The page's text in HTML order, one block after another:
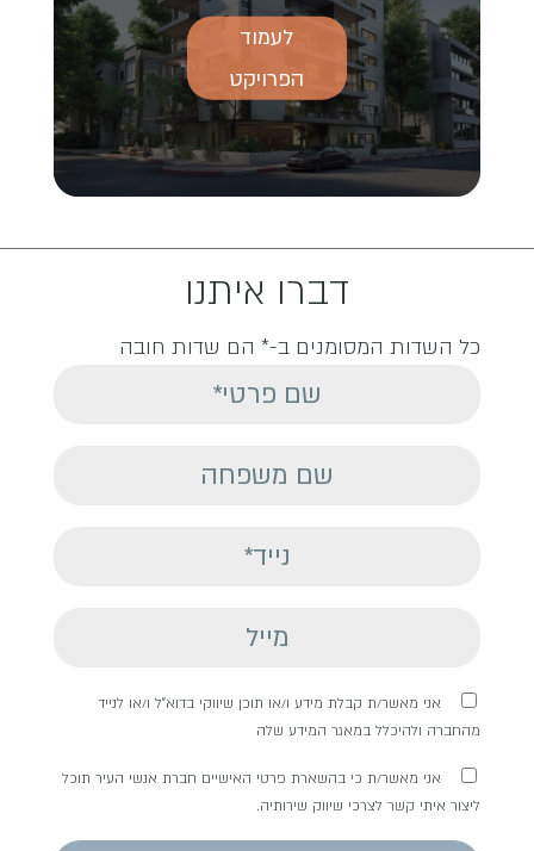
לעמוד
הפרויקט
דברו איתנו
כל השדות המסומנים ב-* הם שדות חובה
אני מאשר/ת קבלת מידע ו/או תוכן שיווקי בדוא"ל ו/או לנייד
מהחברה ולהיכלל במאגר המידע שלה
אני מאשר/ת כי בהשארת פרטי האישיים חברת אנשי העיר תוכל
ליצור איתי קשר לצרכי שיווק שירותיה.